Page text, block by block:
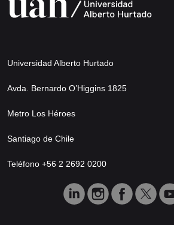
Universidad Alberto Hurtado
Avda. Bernardo O’Higgins 1825
Metro Los Héroes
Santiago de Chile
Teléfono +56 2 2692 0200